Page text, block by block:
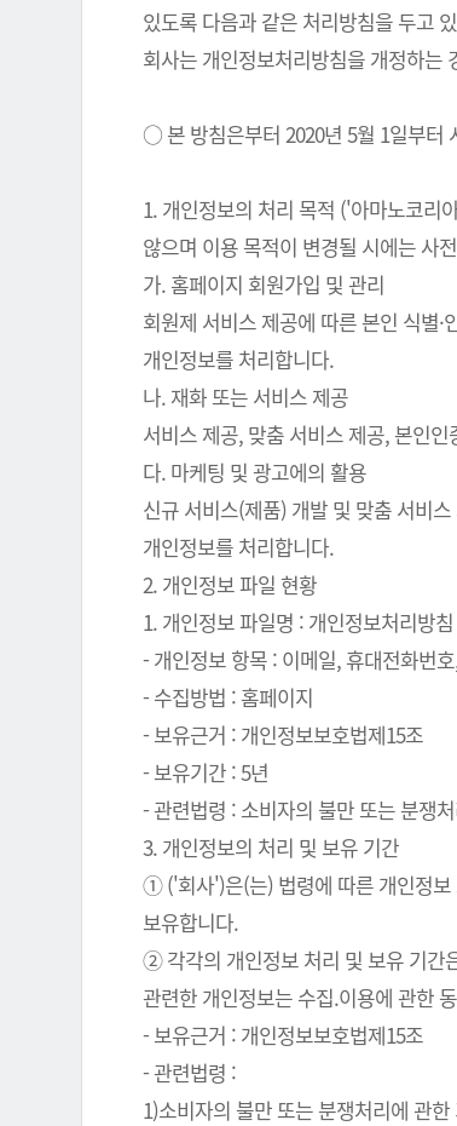
있도록 다음과 같은 처리방침을 두고
회사는 개인정보처리방침을 개정하는
○ 본 방침은부터 2020년 5월 1일부터
1. 개인정보의 처리 목적 ('아마노코리
않으며 이용 목적이 변경될 시에는 사
가. 홈페이지 회원가입 및 관리
회원제 서비스 제공에 따른 본인 식별
개인정보를 처리합니다.
나. 재화 또는 서비스 제공
서비스 제공, 맞춤 서비스 제공, 본인
다. 마케팅 및 광고에의 활용
신규 서비스(제품) 개발 및 맞춤 서비
개인정보를 처리합니다.
2. 개인정보 파일 현황
1. 개인정보 파일명 : 개인정보처리방침
- 개인정보 항목 : 이메일, 휴대전화번
- 수집방법 : 홈페이지
- 보유근거 : 개인정보보호법제15조
- 보유기간 : 5년
- 관련법령 : 소비자의 불만 또는 분쟁
3. 개인정보의 처리 및 보유 기간
① ('회사')은(는) 법령에 따른 개인정보
보유합니다.
② 각각의 개인정보 처리 및 보유 기간
관련한 개인정보는 수집.이용에 관한
- 보유근거 : 개인정보보호법제15조
- 관련법령 :
1)소비자의 불만 또는 분쟁처리에 관한